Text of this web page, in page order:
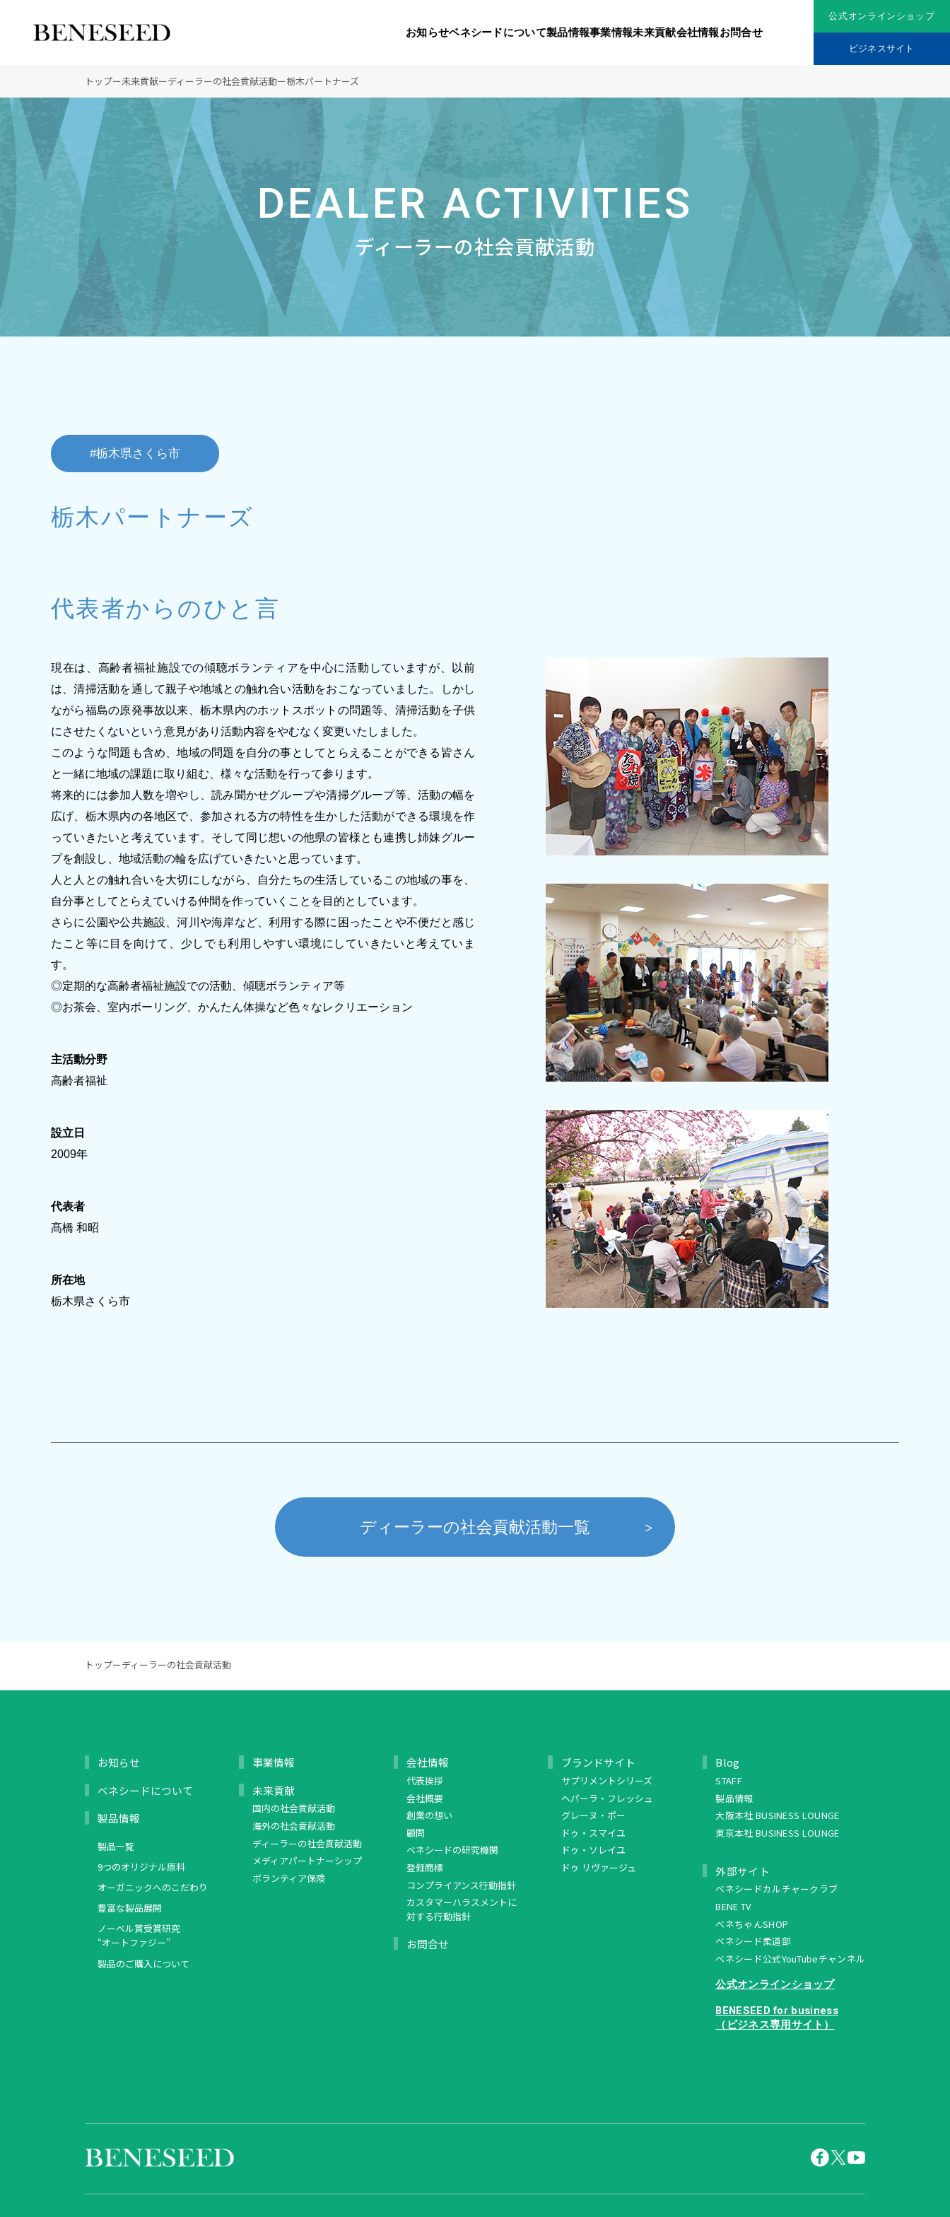
公式オンラインショップ
ビジネスサイト
ベネシードについて
製品情報
お知らせベネシードについて製品情報事業情報未来貢献会社情報お問合せ
公式オンラインショップ
ビジネスサイト
会社情報 トップ
創業の想い ベネシードの研究機関
コンプライアンス行動指針
カスタマーハラスメントに
対する行動指針
ディーラーの社会貢献活動 メディアパートナーシップ
製品情報 トップ
オーガニックへのこだわり 製品のご購入について 豊富な製品を展開
ノーベル賞受賞研究
“オートファジー”
トップー未来貢献ーディーラーの社会貢献活動ー栃木パートナーズ
DEALER ACTIVITIES
ディーラーの社会貢献活動
#栃木県さくら市
栃木パートナーズ
代表者からのひと言
現在は、高齢者福祉施設での傾聴ボランティアを中心に活動していますが、以前
は、清掃活動を通して親子や地域との触れ合い活動をおこなっていました。しかし
ながら福島の原発事故以来、栃木県内のホットスポットの問題等、清掃活動を子供
にさせたくないという意見があり活動内容をやむなく変更いたしました。
このような問題も含め、地域の問題を自分の事としてとらえることができる皆さん
と一緒に地域の課題に取り組む、様々な活動を行って参ります。
将来的には参加人数を増やし、読み聞かせグループや清掃グループ等、活動の幅を
広げ、栃木県内の各地区で、参加される方の特性を生かした活動ができる環境を作
っていきたいと考えています。そして同じ想いの他県の皆様とも連携し姉妹グルー
プを創設し、地域活動の輪を広げていきたいと思っています。
人と人との触れ合いを大切にしながら、自分たちの生活しているこの地域の事を、
自分事としてとらえていける仲間を作っていくことを目的としています。
さらに公園や公共施設、河川や海岸など、利用する際に困ったことや不便だと感じ
たこと等に目を向けて、少しでも利用しやすい環境にしていきたいと考えていま
す。
◎定期的な高齢者福祉施設での活動、傾聴ボランティア等
◎お茶会、室内ボーリング、かんたん体操など色々なレクリエーション
主活動分野
高齢者福祉
設立日
2009年
代表者
髙橋 和昭
所在地
栃木県さくら市
ディーラーの社会貢献活動一覧
トップーディーラーの社会貢献活動
お知らせ
ベネシードについて
製品情報
製品一覧
9つのオリジナル原料
オーガニックへのこだわり
豊富な製品展開
ノーベル賞受賞研究
“オートファジー”
製品のご購入について
事業情報
未来貢献
国内の社会貢献活動
海外の社会貢献活動
ディーラーの社会貢献活動
メディアパートナーシップ
ボランティア保険
会社情報
代表挨拶
会社概要
創業の想い
顧問
ベネシードの研究機関
登録商標
コンプライアンス行動指針
カスタマーハラスメントに
対する行動指針
お問合せ
ブランドサイト
サプリメントシリーズ
ヘパーラ・フレッシュ
グレーヌ・ポー
ドゥ・スマイユ
ドゥ・ソレイユ
ドゥ リヴァージュ
Blog
STAFF
製品情報
大阪本社 BUSINESS LOUNGE
東京本社 BUSINESS LOUNGE
外部サイト
ベネシードカルチャークラブ
BENE TV
ベネちゃんSHOP
ベネシード柔道部
ベネシード公式YouTubeチャンネル
公式オンラインショップ
BENESEED for business
（ビジネス専用サイト）